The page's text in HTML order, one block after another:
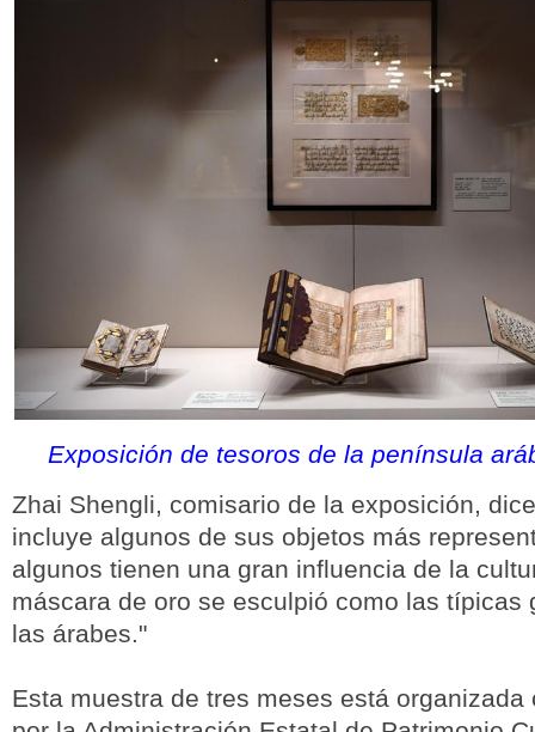
Exposición de tesoros de la península
Zhai Shengli, comisario de la exposición,
incluye algunos de sus objetos más
algunos tienen una gran influencia de la
máscara de oro se esculpió como las típicas
las árabes."
Esta muestra de tres meses está organizada